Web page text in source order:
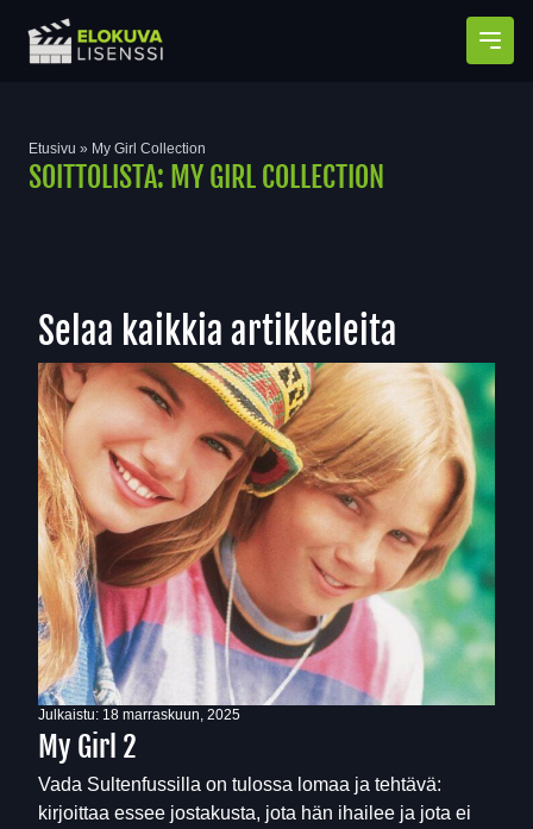
Etusivu » My Girl Collection
SOITTOLISTA: MY GIRL COLLECTION
Selaa kaikkia artikkeleita
Julkaistu: 18 marraskuun, 2025
My Girl 2
Vada Sultenfussilla on tulossa lomaa ja tehtävä:
kirjoittaa essee jostakusta, jota hän ihailee ja jota ei